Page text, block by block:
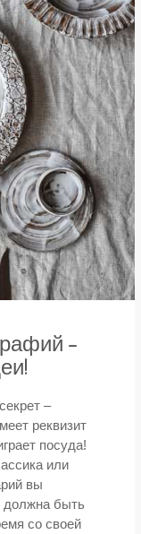
–
–
реквизит
посуда!
или
вы
должна быть
со своей